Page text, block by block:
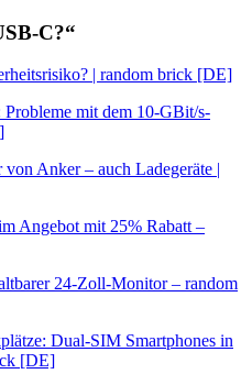
C?“
| random brick [DE]
mit dem 10-GBit/s-
Anker – auch Ladegeräte |
Angebot mit 25% Rabatt –
24-Zoll-Monitor – random
Dual-SIM Smartphones in
[DE]